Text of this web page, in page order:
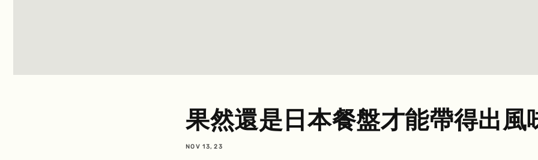
果然還是日本餐盤才能帶得出風
NOV 13, 23